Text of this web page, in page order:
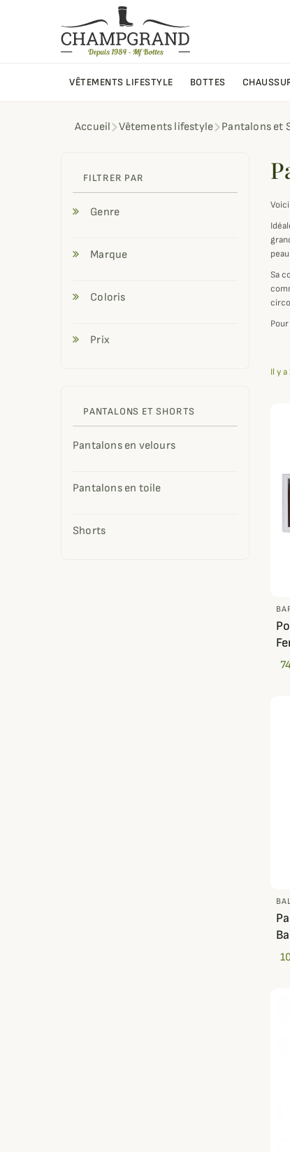
VÊTEMENTS LIFESTYLE BOTTES
Accueil Vêtements lifestyle Pantalons et
FILTRER PAR
Genre
Marque
Coloris
Prix
PANTALONS ET SHORTS
Pantalons en velours
Pantalons en toile
Shorts
Sa
Il y